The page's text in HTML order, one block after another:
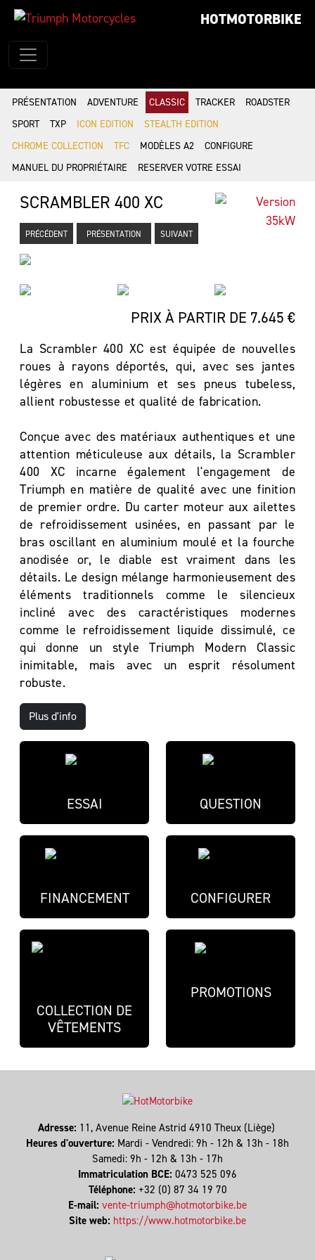
HOTMOTORBIKE
PRÉSENTATION ADVENTURE CLASSIC TRACKER
ROADSTER
SPORT
TXP ICON EDITION
STEALTH EDITION
CHROME COLLECTION
TFC MODÈLES A2
CONFIGURE
MANUEL DU PROPRIÉTAIRE
RESERVER VOTRE ESSAI
SCRAMBLER 400 XC
PRÉCÉDENT PRÉSENTATION SUIVANT
PRIX À PARTIR DE 7.645 €
La Scrambler 400 XC est équipée de nouvelles
roues à rayons déportés, qui, avec ses jantes
légères en aluminium et ses pneus tubeless,
allient robustesse et qualité de fabrication.
Conçue avec des matériaux authentiques et une
attention méticuleuse aux détails, la Scrambler
400 XC incarne également l'engagement de
Triumph en matière de qualité avec une finition
de premier ordre. Du carter moteur aux ailettes
de refroidissement usinées, en passant par le
bras oscillant en aluminium moulé et la fourche
anodisée or, le diable est vraiment dans les
détails. Le design mélange harmonieusement des
éléments traditionnels comme le silencieux
incliné avec des caractéristiques modernes
comme le refroidissement liquide dissimulé, ce
qui donne un style Triumph Modern Classic
inimitable, mais avec un esprit résolument
robuste.
Plus d'info
ESSAI QUESTION
FINANCEMENT CONFIGURER
COLLECTION DE
VÊTEMENTS
PROMOTIONS
Adresse: 11, Avenue Reine Astrid 4910 Theux (Liège)
Heures d'ouverture: Mardi - Vendredi: 9h - 12h & 13h - 18h
Samedi: 9h - 12h & 13h - 17h
Immatriculation BCE: 0473 525 096
Téléphone: +32 (0) 87 34 19 70
E-mail: vente-triumph@hotmotorbike.be
Site web: https://www.hotmotorbike.be